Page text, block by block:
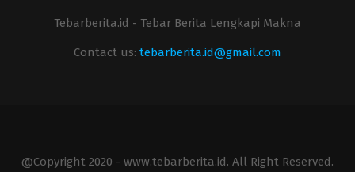
Tebarberita.id - Tebar Berita Lengkapi Makna
Contact us: tebarberita.id@gmail.com
@Copyright 2020 - www.tebarberita.id. All Right Reserved.